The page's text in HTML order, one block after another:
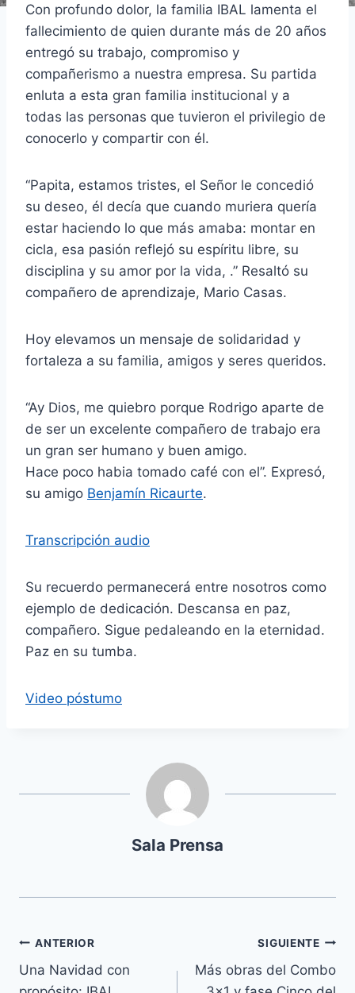
Con profundo dolor, la familia IBAL lamenta el
fallecimiento de quien durante más de 20 años
entregó su trabajo, compromiso y
compañerismo a nuestra empresa. Su partida
enluta a esta gran familia institucional y a
todas las personas que tuvieron el privilegio de
conocerlo y compartir con él.
“Papita, estamos tristes, el Señor le concedió
su deseo, él decía que cuando muriera quería
estar haciendo lo que más amaba: montar en
cicla, esa pasión reflejó su espíritu libre, su
disciplina y su amor por la vida, .” Resaltó su
compañero de aprendizaje, Mario Casas.
Hoy elevamos un mensaje de solidaridad y
fortaleza a su familia, amigos y seres queridos.
“Ay Dios, me quiebro porque Rodrigo aparte de
de ser un excelente compañero de trabajo era
un gran ser humano y buen amigo.
Hace poco habia tomado café con el”. Expresó,
su amigo Benjamín Ricaurte.
Transcripción audio
Su recuerdo permanecerá entre nosotros como
ejemplo de dedicación. Descansa en paz,
compañero. Sigue pedaleando en la eternidad.
Paz en su tumba.
Video póstumo
Sala Prensa
ANTERIOR
Una Navidad con
SIGUIENTE
Más obras del Combo